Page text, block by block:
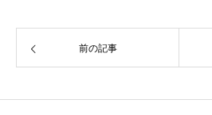
前の記事